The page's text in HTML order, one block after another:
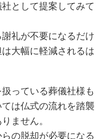
として提案してみて
礼が不要になるだけ
大幅に軽減されるは
っている葬儀社様も
は仏式の流れを踏襲
ません。
の脱却が必要になる